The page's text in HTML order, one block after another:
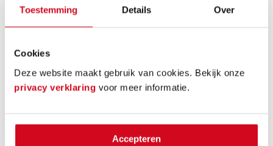
Toestemming Details Over
Cookies
Deze website maakt gebruik van cookies. Bekijk onze
privacy verklaring voor meer informatie.
Accepteren
Woning verkoopklaar maken